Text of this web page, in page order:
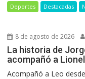
Deportes Destacadas
8 de agosto de 2026
La historia de
acompañó a
Acompañó a Leo